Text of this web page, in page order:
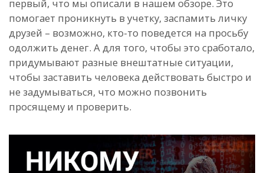
первый, что мы описали в нашем обзоре. Это
помогает проникнуть в учетку, заспамить личку
друзей – возможно, кто-то поведется на просьбу
одолжить денег. А для того, чтобы это сработало,
придумывают разные внештатные ситуации,
чтобы заставить человека действовать быстро и
не задумываться, что можно позвонить
просящему и проверить.